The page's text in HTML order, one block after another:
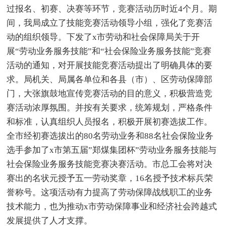
过报名、初赛、决赛等环节，竞赛活动历时近4个月。期
间，我局成立了技能竞赛活动领导小组，强化了竞赛活
动的组织领导。下发了x市劳动和社会保障局关于开
展“劳动业务服务技能”和“社会保险业务服务技能”竞赛
活动的通知，对开展技能竞赛活动提出了明确具体的要
求。局机关、局属各单位和各县（市）、区劳动保障部
门，大张旗鼓地宣传竞赛活动的目的意义，积极营造竞
赛活动浓厚氛围。并按有关要求，统筹规划，严格条件
和标准，认真组织人员报名，积极开展初赛选拔工作。
全市经初赛选拔出的80名劳动业务和88名社会保险业务
选手参加了x市第五届”郑煤集团杯”劳动业务服务技能与
社会保险业务服务技能竞赛决赛活动。市总工会将对决
赛出的名状元授予五一劳动奖章，16名授予技术标兵荣
誉称号。这项活动有力提高了劳动保障战线职工的业务
技术能力，也为推动x市劳动保障事业和经济社会跨越式
发展提供了人才支撑。